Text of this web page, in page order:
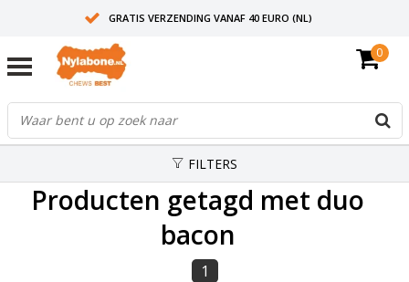
GRATIS VERZENDING VANAF 40 EURO (NL)
0
FILTERS
Producten getagd met duo
bacon
1